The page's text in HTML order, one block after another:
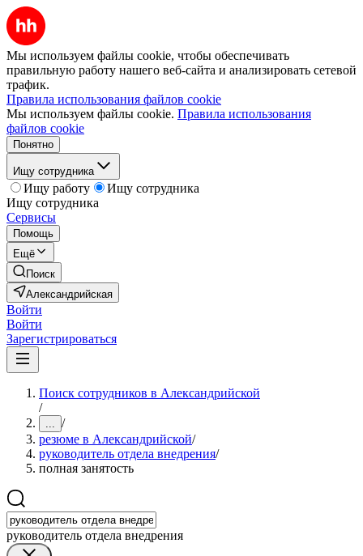
Мы используем файлы cookie, чтобы обеспечивать
правильную работу нашего веб-сайта и анализировать сетевой
трафик.
Правила использования файлов cookie
Мы используем файлы cookie. Правила использования
файлов cookie
Понятно
Ищу сотрудника
Ищу работу
Ищу сотрудника
Ищу сотрудника
Сервисы
Помощь
Ещё
Поиск
Александрийская
Войти
Войти
Зарегистрироваться
Поиск сотрудников в Александрийской
/
... /
резюме в Александрийской/
руководитель отдела внедрения/
полная занятость
руководитель отдела внедрения